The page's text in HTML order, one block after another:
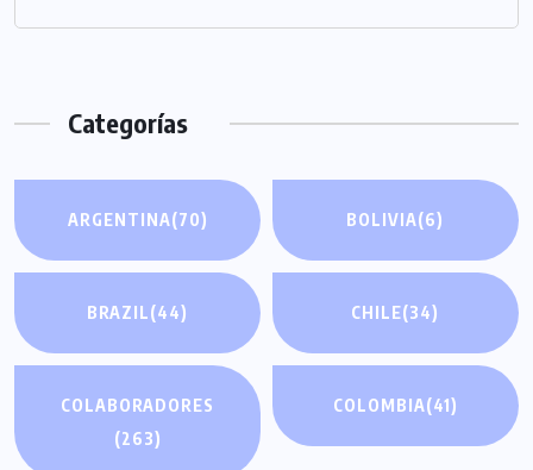
Categorías
ARGENTINA(70) BOLIVIA(6)
BRAZIL(44) CHILE(34)
COLABORADORES
(263)
COLOMBIA(41)